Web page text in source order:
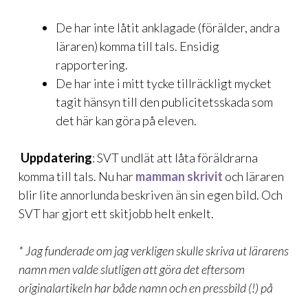
De har inte låtit anklagade (förälder, andra
läraren) komma till tals. Ensidig
rapportering.
De har inte i mitt tycke tillräckligt mycket
tagit hänsyn till den publicitetsskada som
det här kan göra på eleven.
Uppdatering: SVT undlät att låta föräldrarna
komma till tals. Nu harmamman skrivit och läraren
blir lite annorlunda beskriven än sin egen bild. Och
SVT har gjort ett skitjobb helt enkelt.
* Jag funderade om jag verkligen skulle skriva ut lärarens
namn men valde slutligen att göra det eftersom
originalartikeln har både namn och en pressbild (!) på